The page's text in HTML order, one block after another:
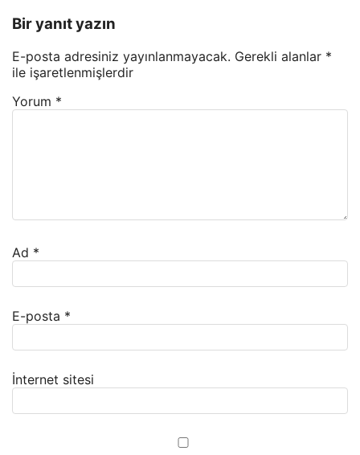
Bir yanıt yazın
E-posta adresiniz yayınlanmayacak. Gerekli alanlar *
ile işaretlenmişlerdir
Yorum *
Ad *
E-posta *
İnternet sitesi